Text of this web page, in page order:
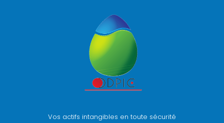
Vos actifs intangibles en toute sécurité